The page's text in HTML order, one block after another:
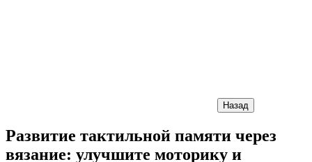
Назад
Развитие тактильной памяти через
вязание: улучшите моторику и